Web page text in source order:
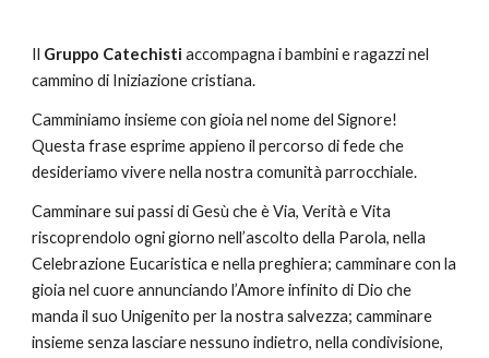
Il Gruppo Catechisti accompagna i bambini e ragazzi nel
cammino di Iniziazione cristiana.
Camminiamo insieme con gioia nel nome del Signore!
Questa frase esprime appieno il percorso di fede che
desideriamo vivere nella nostra comunità parrocchiale.
Camminare sui passi di Gesù che è Via, Verità e Vita
riscoprendolo ogni giorno nell’ascolto della Parola, nella
Celebrazione Eucaristica e nella preghiera; camminare con la
gioia nel cuore annunciando l’Amore infinito di Dio che
manda il suo Unigenito per la nostra salvezza; camminare
insieme senza lasciare nessuno indietro, nella condivisione,